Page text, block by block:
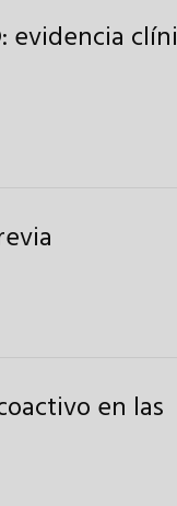
evidencia
en las